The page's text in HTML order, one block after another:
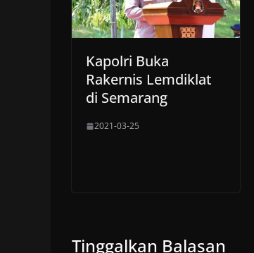
Kapolri Buka
Rakernis Lemdiklat
di Semarang
2021-03-25
Tinggalkan Balasan